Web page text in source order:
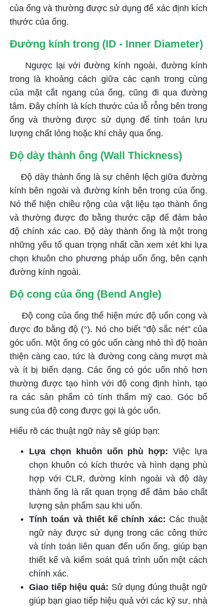
của ống và thường được sử dụng để xác định kích
thước của ống.
Đường kính trong (ID - Inner Diameter)
Ngược lại với đường kính ngoài, đường kính
trong là khoảng cách giữa các cạnh trong cùng
của mặt cắt ngang của ống, cũng đi qua đường
tâm. Đây chính là kích thước của lỗ rỗng bên trong
ống và thường được sử dụng để tính toán lưu
lượng chất lỏng hoặc khí chảy qua ống.
Độ dày thành ống (Wall Thickness)
Độ dày thành ống là sự chênh lệch giữa đường
kính bên ngoài và đường kính bên trong của ống.
Nó thể hiện chiều rộng của vật liệu tạo thành ống
và thường được đo bằng thước cặp để đảm bảo
độ chính xác cao. Độ dày thành ống là một trong
những yếu tố quan trọng nhất cần xem xét khi lựa
chọn khuôn cho phương pháp uốn ống, bên cạnh
đường kính ngoài.
Độ cong của ống (Bend Angle)
Độ cong của ống thể hiện mức độ uốn cong và
được đo bằng độ (°). Nó cho biết "độ sắc nét" của
góc uốn. Một ống có góc uốn càng nhỏ thì độ hoàn
thiện càng cao, tức là đường cong càng mượt mà
và ít bị biến dạng. Các ống có góc uốn nhỏ hơn
thường được tạo hình với độ cong định hình, tạo
ra các sản phẩm có tính thẩm mỹ cao. Góc bổ
sung của độ cong được gọi là góc uốn.
Hiểu rõ các thuật ngữ này sẽ giúp bạn:
Lựa chọn khuôn uốn phù hợp:Việc lựa
chọn khuôn có kích thước và hình dạng phù
hợp với CLR, đường kính ngoài và độ dày
thành ống là rất quan trọng để đảm bảo chất
lượng sản phẩm sau khi uốn.
Tính toán và thiết kế chính xác: Các thuật
ngữ này được sử dụng trong các công thức
và tính toán liên quan đến uốn ống, giúp bạn
thiết kế và kiểm soát quá trình uốn một cách
chính xác.
Giao tiếp hiệu quả: Sử dụng đúng thuật ngữ
giúp bạn giao tiếp hiệu quả với các kỹ sư, nhà